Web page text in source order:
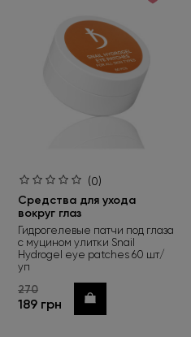
(0)
Средства для ухода
вокруг глаз
Гидрогелевые патчи под глаза
с муцином улитки Snail
Hydrogel eye patches 60 шт/
уп
270
189 грн Купить